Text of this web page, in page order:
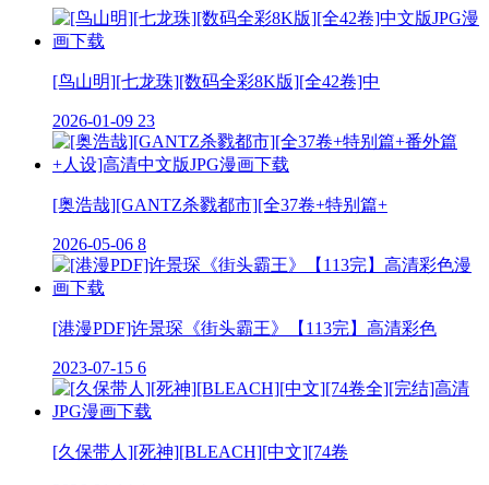
[鸟山明][七龙珠][数码全彩8K版][全42卷]中
2026-01-09 23
[奥浩哉][GANTZ杀戮都市][全37卷+特别篇+
2026-05-06 8
[港漫PDF]许景琛《街头霸王》【113完】高清彩色
2023-07-15 6
[久保带人][死神][BLEACH][中文][74卷